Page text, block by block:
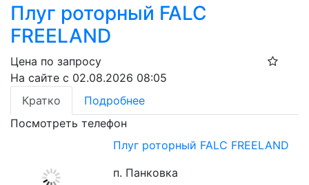
Плуг роторный FALC
FREELAND
Цена по запросу
На сайте с 02.08.2026 08:05
Кратко
Подробнее
Посмотреть телефон
Плуг роторный FALC FREELAND
п. Панковка